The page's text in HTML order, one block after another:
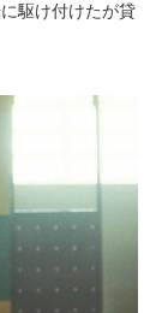
駆け付けたが貸